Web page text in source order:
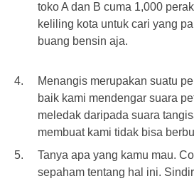
toko A dan B cuma 1,000
keliling kota untuk cari yang
buang bensin aja.
Menangis merupakan suatu
baik kami mendengar suara
meledak daripada suara
membuat kami tidak bisa
Tanya apa yang kamu mau.
sepaham tentang hal ini.